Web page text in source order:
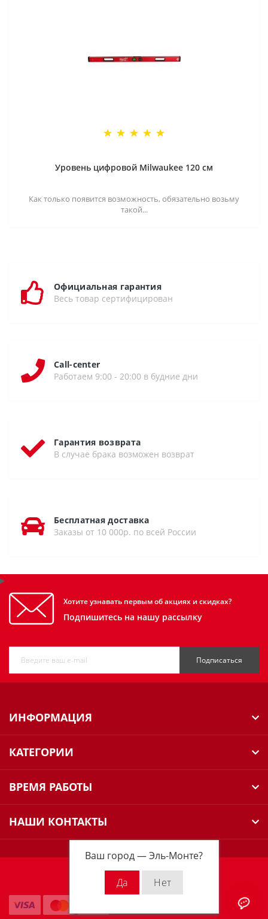
Ваш город —Эль-Монте?
Уровень цифровой Milwaukee 120 см
Как только появится возможность, обязательно возьму
такой...
Официальная гарантия
Весь товар сертифицирован
Call-center
Работаем 9:00 - 20:00 в будние дни
Гарантия возврата
В случае брака возможен возврат
Бесплатная доставка
Заказы от 10 000р. по всей России
Хотите узнавать первым об акциях и скидках?
Подпишитесь на нашу рассылку
Подписаться
ИНФОРМАЦИЯ
КАТЕГОРИИ
ВРЕМЯ РАБОТЫ
НАШИ КОНТАКТЫ
Milwaukee Russia © 2026